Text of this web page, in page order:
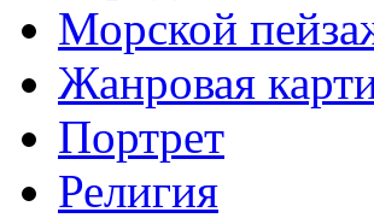
Морской
Жанровая
Портрет
Религия